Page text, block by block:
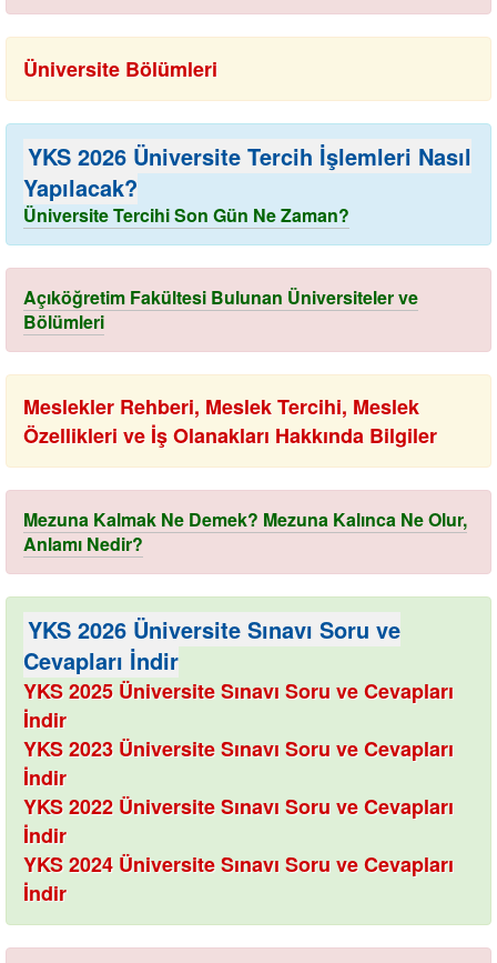
Üniversite Bölümleri
YKS 2026 Üniversite Tercih İşlemleri Nasıl
Yapılacak?
Üniversite Tercihi Son Gün Ne Zaman?
Açıköğretim Fakültesi Bulunan Üniversiteler ve
Bölümleri
Meslekler Rehberi, Meslek Tercihi, Meslek
Özellikleri ve İş Olanakları Hakkında Bilgiler
Mezuna Kalmak Ne Demek? Mezuna Kalınca Ne Olur,
Anlamı Nedir?
YKS 2026 Üniversite Sınavı Soru ve
Cevapları İndir
YKS 2025 Üniversite Sınavı Soru ve Cevapları
İndir
YKS 2023 Üniversite Sınavı Soru ve Cevapları
İndir
YKS 2022 Üniversite Sınavı Soru ve Cevapları
İndir
YKS 2024 Üniversite Sınavı Soru ve Cevapları
İndir